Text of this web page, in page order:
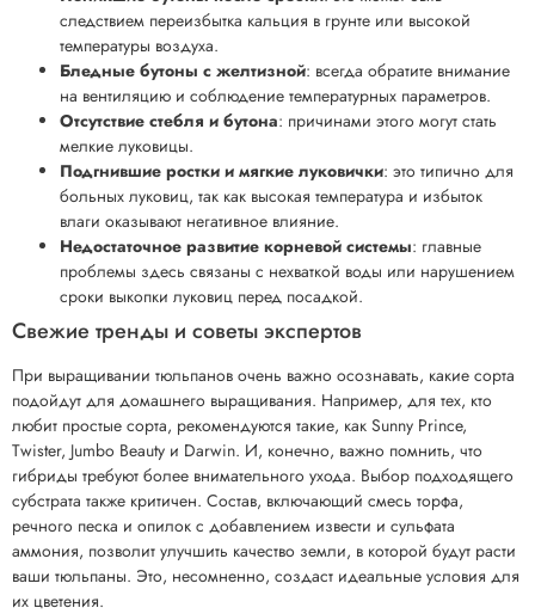
следствием переизбытка кальция в грунте или высокой
температуры воздуха.
Бледные бутоны с желтизной: всегда обратите внимание
на вентиляцию и соблюдение температурных параметров.
Отсутствие стебля и бутона: причинами этого могут стать
мелкие луковицы.
Подгнившие ростки и мягкие луковички: это типично для
больных луковиц, так как высокая температура и избыток
влаги оказывают негативное влияние.
Недостаточное развитие корневой системы: главные
проблемы здесь связаны с нехваткой воды или нарушением
сроки выкопки луковиц перед посадкой.
Свежие тренды и советы экспертов
При выращивании тюльпанов очень важно осознавать, какие сорта
подойдут для домашнего выращивания. Например, для тех, кто
любит простые сорта, рекомендуются такие, как Sunny Prince,
Twister, Jumbo Beauty и Darwin. И, конечно, важно помнить, что
гибриды требуют более внимательного ухода. Выбор подходящего
субстрата также критичен. Состав, включающий смесь торфа,
речного песка и опилок с добавлением извести и сульфата
аммония, позволит улучшить качество земли, в которой будут расти
ваши тюльпаны. Это, несомненно, создаст идеальные условия для
их цветения.